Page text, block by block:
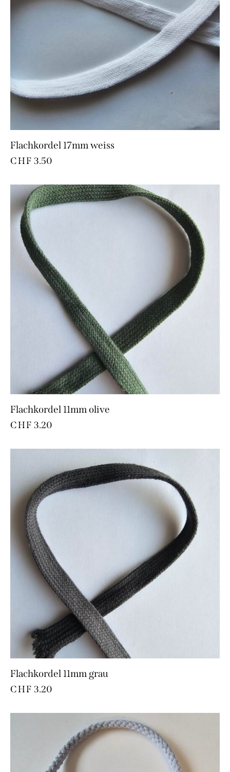
Flachkordel 17mm weiss
CHF 3.50
Flachkordel 11mm olive
CHF 3.20
Flachkordel 11mm grau
CHF 3.20